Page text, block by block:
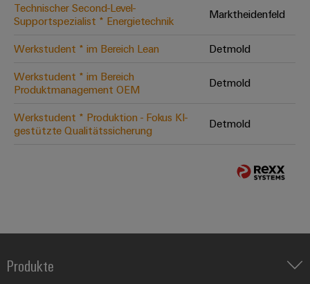
Technischer Second-Level-
Supportspezialist * Energietechnik
Marktheidenfeld
Werkstudent * im Bereich Lean
Detmold
Werkstudent * im Bereich
Produktmanagement OEM
Detmold
Werkstudent * Produktion - Fokus KI-
gestützte Qualitätssicherung
Detmold
Produkte